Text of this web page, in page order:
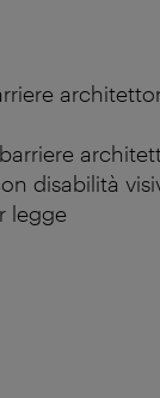
disabilità
legge